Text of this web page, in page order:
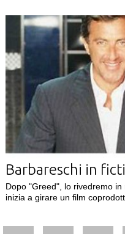
Barbareschi in
Dopo "Greed", lo rivedremo
inizia a girare un film